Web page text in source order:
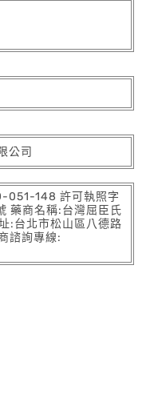
公司
051-148 許可執照字
藥商名稱:台灣屈臣氏
:台北市松山區八德路
諮詢專線: